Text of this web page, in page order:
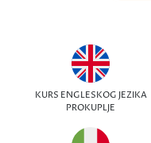
KURS ENGLESKOG JEZIKA
PROKUPLJE